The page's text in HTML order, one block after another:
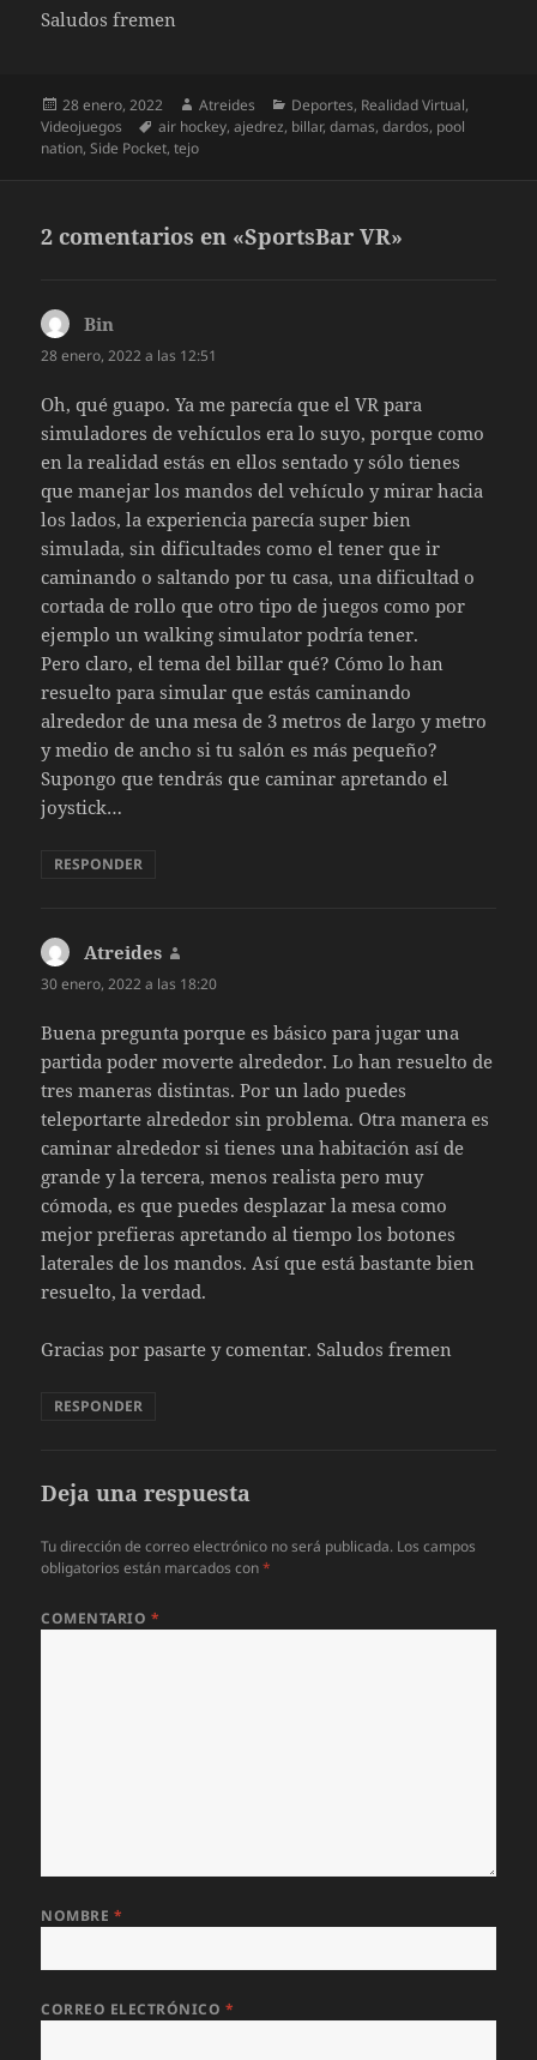
Saludos fremen
Publicado
el
28 enero, 2022 Autor
Atreides Categorías
Deportes, Realidad Virtual,
Videojuegos
Etiquetas
air hockey,ajedrez, billar,damas,dardos, pool
nation,Side Pocket,tejo
2 comentarios en «SportsBar VR»
Bin
28 enero, 2022 a las 12:51
Oh, qué guapo. Ya me parecía que el VR para
simuladores de vehículos era lo suyo, porque como
en la realidad estás en ellos sentado y sólo tienes
que manejar los mandos del vehículo y mirar hacia
los lados, la experiencia parecía super bien
simulada, sin dificultades como el tener que ir
caminando o saltando por tu casa, una dificultad o
cortada de rollo que otro tipo de juegos como por
ejemplo un walking simulator podría tener.
Pero claro, el tema del billar qué? Cómo lo han
resuelto para simular que estás caminando
alrededor de una mesa de 3 metros de largo y metro
y medio de ancho si tu salón es más pequeño?
Supongo que tendrás que caminar apretando el
joystick…
RESPONDER
Atreides
30 enero, 2022 a las 18:20
Buena pregunta porque es básico para jugar una
partida poder moverte alrededor. Lo han resuelto de
tres maneras distintas. Por un lado puedes
teleportarte alrededor sin problema. Otra manera es
caminar alrededor si tienes una habitación así de
grande y la tercera, menos realista pero muy
cómoda, es que puedes desplazar la mesa como
mejor prefieras apretando al tiempo los botones
laterales de los mandos. Así que está bastante bien
resuelto, la verdad.
Gracias por pasarte y comentar. Saludos fremen
RESPONDER
Deja una respuesta
Tu dirección de correo electrónico no será publicada. Los campos
obligatorios están marcados con*
COMENTARIO *
NOMBRE *
CORREO ELECTRÓNICO *